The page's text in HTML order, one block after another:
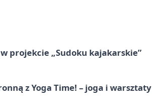
projekcie „Sudoku kajakarskie”
z Yoga Time! – joga i warsztaty